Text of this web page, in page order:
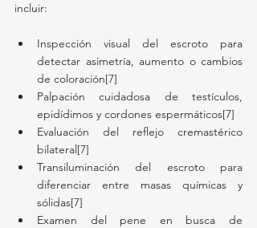
incluir:
Inspección visual del escroto para
detectar asimetría, aumento o cambios
de coloración[7]
Palpación cuidadosa de testículos,
epidídimos y cordones espermáticos[7]
Evaluación del reflejo cremastérico
bilateral[7]
Transiluminación del escroto para
diferenciar entre masas químicas y
sólidas[7]
Examen del pene en busca de